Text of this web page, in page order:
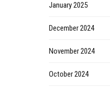
January 2025
December 2024
November 2024
October 2024